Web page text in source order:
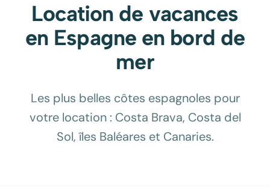
Location de vacances
en Espagne en bord de
mer
Les plus belles côtes espagnoles pour
votre location : Costa Brava, Costa del
Sol, îles Baléares et Canaries.